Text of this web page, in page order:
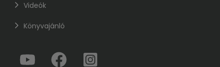
Videók
Könyvajánló